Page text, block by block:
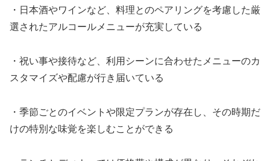
・日本酒やワインなど、料理とのペアリングを考慮した厳
選されたアルコールメニューが充実している
・祝い事や接待など、利用シーンに合わせたメニューのカ
スタマイズや配慮が行き届いている
・季節ごとのイベントや限定プランが存在し、その時期だ
けの特別な味覚を楽しむことができる